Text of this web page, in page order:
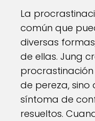
La
común que
diversas
de ellas. Jung
procrastinación
de pereza, sino
síntoma de
resueltos.